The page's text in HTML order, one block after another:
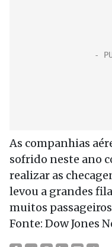
As companhias
sofrido neste ano
realizar as
levou a grandes
muitos
Fonte: Dow Jones